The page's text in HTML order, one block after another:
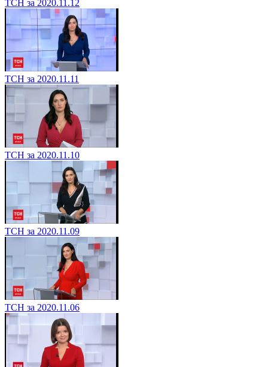
ТСН за 2020.11.12
ТСН за 2020.11.11
ТСН за 2020.11.10
ТСН за 2020.11.09
ТСН за 2020.11.06